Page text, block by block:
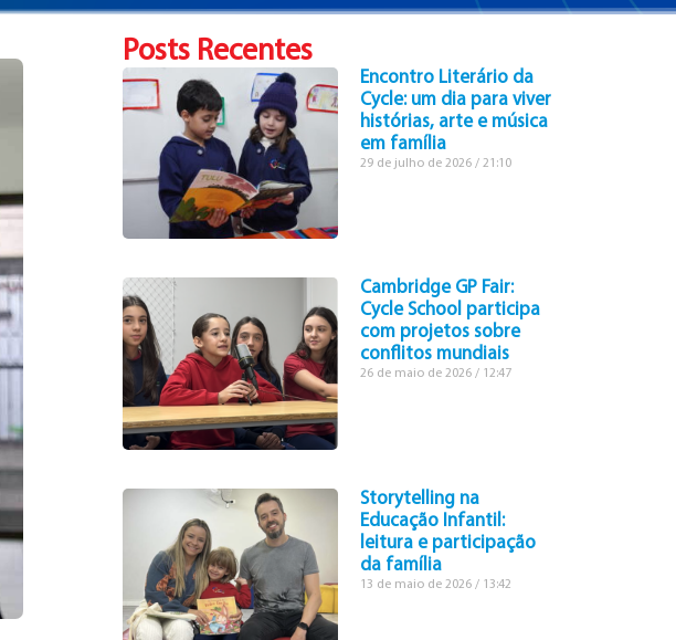
Posts Recentes
Encontro Literário da
Cycle: um dia para viver
histórias, arte e música
em família
29 de julho de 2026 21:10
Cambridge GP Fair:
Cycle School participa
com projetos sobre
conflitos mundiais
26 de maio de 2026 12:47
Storytelling na
Educação Infantil:
leitura e participação
da família
13 de maio de 2026 13:42